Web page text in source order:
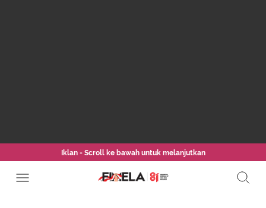
Iklan - Scroll ke bawah untuk melanjutkan